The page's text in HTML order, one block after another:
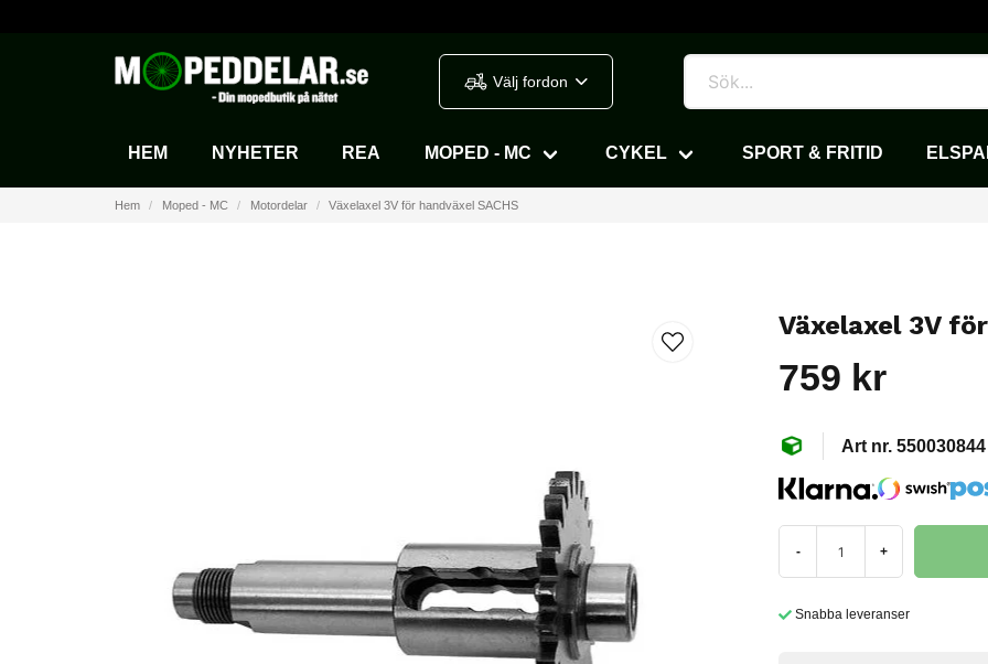
Välj fordon
HEM NYHETER REA MOPED - MC CYKEL SPORT & FRITID
Hem Moped - MC Motordelar Växelaxel 3V för handväxel SACHS
Växelaxel 3V
759 kr
550030844
- +
Snabba leveranser